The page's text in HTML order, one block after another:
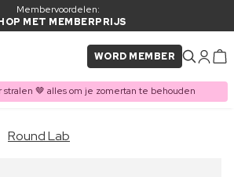
Membervoordelen:
MET MEMBERPRIJS
WORD MEMBER
stralen 🤎 alles om je zomertan te behouden
AAN
Round Lab